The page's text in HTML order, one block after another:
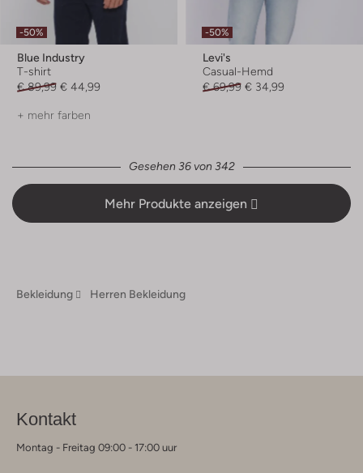
-50%
Blue Industry
T-shirt
€ 89,99 € 44,99
+ mehr farben
-50%
Levi's
Casual-Hemd
€ 69,99 € 34,99
Gesehen 36 von 342
Mehr Produkte anzeigen
Bekleidung Herren Bekleidung
Kontakt
Montag - Freitag 09:00 - 17:00 uur